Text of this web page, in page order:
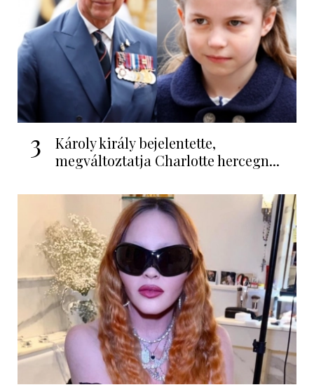
3
Károly király bejelentette,
megváltoztatja Charlotte hercegn...